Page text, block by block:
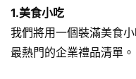
1.美食小吃
我們將用一個裝滿美食
最熱門的企業禮品清單。